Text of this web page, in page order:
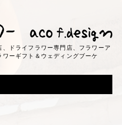
ドライフラワー専門店、フラワーア
ーギフト＆ウェディングブーケ